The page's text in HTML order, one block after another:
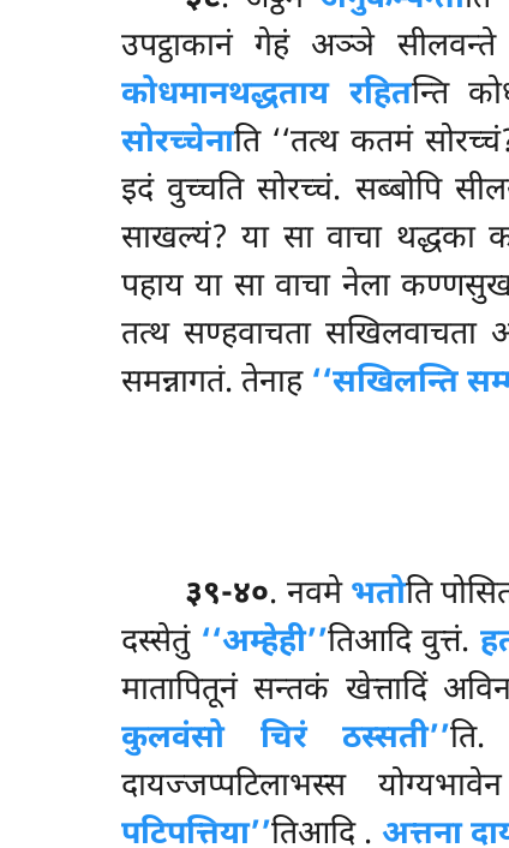
उपट्ठाकानं गेहं अञ्ञे सीलवन्ते
कोधमानथद्धताय रहितन्ति
सोरच्चेनाति ‘‘तत्थ कतमं
इदं वुच्चति सोरच्चं. सब्बोपि
साखल्यं? या सा वाचा थद्धका
पहाय या सा वाचा नेला
तत्थ सण्हवाचता सखिलवाचता
समन्नागतं. तेनाह ‘‘सखिलन्ति
३९-४०. नवमे भतोति
दस्सेतुं ‘‘अम्हेही’’तिआदि वुत्तं.
मातापितूनं सन्तकं खेत्तादिं
कुलवंसो चिरं ठस्सती’’
दायज्जप्पटिलाभस्स
पटिपत्तिया’’तिआदि . अत्तना